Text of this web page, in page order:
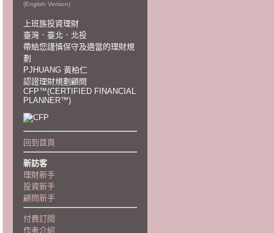
(English Version)
上班族投資理財
臺灣．臺北．北投
帶給您謹慎保守及適當的理財規
劃
PJHUANG 黃柏仁
認證理財規劃顧問
CFP™(CERTIFIED FINANCIAL
PLANNER™)
回到首頁
新訪客
理財新手
投資新手
顧問新手
付費訂閱
作者介紹